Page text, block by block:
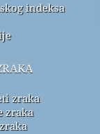
indeksa
zraka
zraka